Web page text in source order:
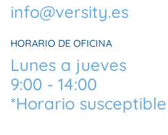
info@versity.es
HORARIO DE OFICINA
Lunes a jueves
9:00 - 14:00
*Horario